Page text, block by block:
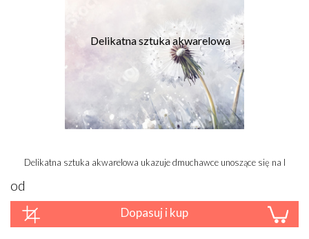
Delikatna sztuka akwarelowa ukazuje dmuchawce unoszące się na
od
Dopasuj i kup